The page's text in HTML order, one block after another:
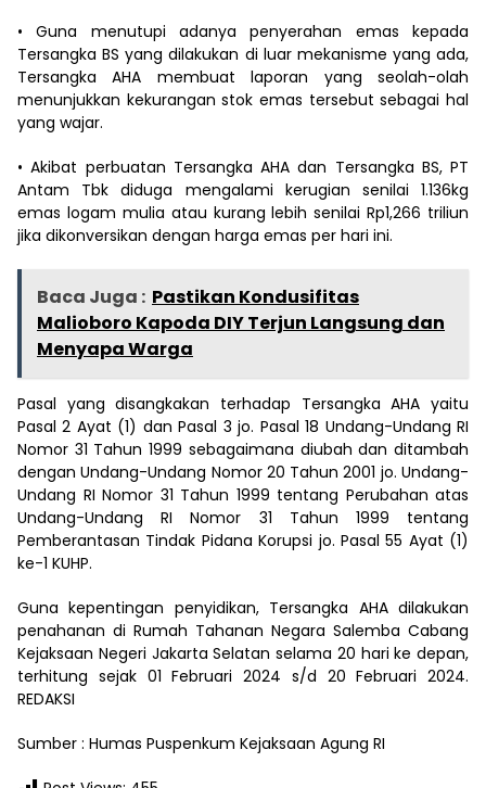
• Guna menutupi adanya penyerahan emas kepada
Tersangka BS yang dilakukan di luar mekanisme yang ada,
Tersangka AHA membuat laporan yang seolah-olah
menunjukkan kekurangan stok emas tersebut sebagai hal
yang wajar.
• Akibat perbuatan Tersangka AHA dan Tersangka BS, PT
Antam Tbk diduga mengalami kerugian senilai 1.136kg
emas logam mulia atau kurang lebih senilai Rp1,266 triliun
jika dikonversikan dengan harga emas per hari ini.
Baca Juga : Pastikan Kondusifitas
Malioboro Kapoda DIY Terjun Langsung dan
Menyapa Warga
Pasal yang disangkakan terhadap Tersangka AHA yaitu
Pasal 2 Ayat (1) dan Pasal 3 jo. Pasal 18 Undang-Undang RI
Nomor 31 Tahun 1999 sebagaimana diubah dan ditambah
dengan Undang-Undang Nomor 20 Tahun 2001 jo. Undang-
Undang RI Nomor 31 Tahun 1999 tentang Perubahan atas
Undang-Undang RI Nomor 31 Tahun 1999 tentang
Pemberantasan Tindak Pidana Korupsi jo. Pasal 55 Ayat (1)
ke-1 KUHP.
Guna kepentingan penyidikan, Tersangka AHA dilakukan
penahanan di Rumah Tahanan Negara Salemba Cabang
Kejaksaan Negeri Jakarta Selatan selama 20 hari ke depan,
terhitung sejak 01 Februari 2024 s/d 20 Februari 2024.
REDAKSI
Sumber : Humas Puspenkum Kejaksaan Agung RI